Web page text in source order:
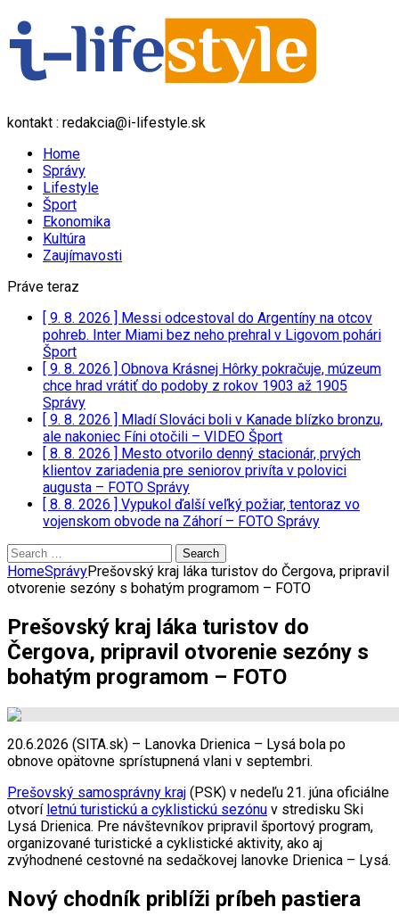
kontakt : redakcia@i-lifestyle.sk
Home
Správy
Lifestyle
Šport
Ekonomika
Kultúra
Zaujímavosti
Práve teraz
[ 9. 8. 2026 ] Messi odcestoval do Argentíny na otcov
pohreb. Inter Miami bez neho prehral v Ligovom pohári
Šport
[ 9. 8. 2026 ] Obnova Krásnej Hôrky pokračuje, múzeum
chce hrad vrátiť do podoby z rokov 1903 až 1905
Správy
[ 9. 8. 2026 ] Mladí Slováci boli v Kanade blízko bronzu,
ale nakoniec Fíni otočili – VIDEO Šport
[ 8. 8. 2026 ] Mesto otvorilo denný stacionár, prvých
klientov zariadenia pre seniorov privíta v polovici
augusta – FOTO Správy
[ 8. 8. 2026 ] Vypukol ďalší veľký požiar, tentoraz vo
vojenskom obvode na Záhorí – FOTO Správy
Search
for:
HomeSprávyPrešovský kraj láka turistov do Čergova, pripravil
otvorenie sezóny s bohatým programom – FOTO
Prešovský kraj láka turistov do
Čergova, pripravil otvorenie sezóny s
bohatým programom – FOTO
20.6.2026 (SITA.sk) – Lanovka Drienica – Lysá bola po
obnove opätovne sprístupnená vlani v septembri.
Prešovský samosprávny kraj (PSK) v nedeľu 21. júna oficiálne
otvorí letnú turistickú a cyklistickú sezónu v stredisku Ski
Lysá Drienica. Pre návštevníkov pripravil športový program,
organizované turistické a cyklistické aktivity, ako aj
zvýhodnené cestovné na sedačkovej lanovke Drienica – Lysá.
Nový chodník priblíži príbeh pastiera